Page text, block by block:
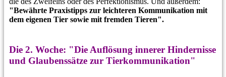
"Bewährte Praxistipps zur leichteren Kommunikation mit
dem eigenen Tier sowie mit fremden Tieren".
Die 2. Woche: "Die Auflösung innerer Hindernisse
und Glaubenssätze zur Tierkommunikation"